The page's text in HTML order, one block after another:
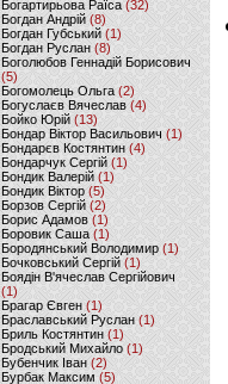
Богартирьова Раїса (32)
Богдан Андрій(8)
Богдан Губський (1)
Богдан Руслан(8)
Боголюбов Геннадій Борисович
(5)
Богомолець Ольга (2)
Богуслаєв Вячеслав (4)
Бойко Юрій (13)
Бондар Віктор Васильович (1)
Бондарєв Костянтин (4)
Бондарчук Сергій(1)
Бондик Валерій (1)
Бондик Віктор(5)
Борзов Сергiй (2)
Борис Адамов(1)
Боровик Саша (1)
Бородянський Володимир (1)
Бочковський Сергій (1)
Боядін В'ячеслав Сергійович
(1)
Брагар Євген (1)
Браславський Руслан (1)
Бриль Костянтин (1)
Бродський Михайло (1)
Бубенчик Іван(2)
Бурбак Максим (5)